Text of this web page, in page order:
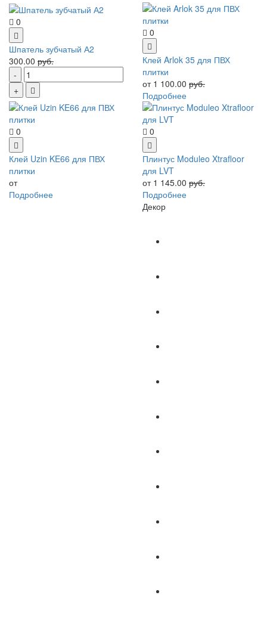
0
Шпатель зубчатый А2
300.00 руб.
0
Клей Arlok 35 для ПВХ
плитки
от 1 100.00 руб.
Подробнее
0
Клей Uzin KE66 для ПВХ
плитки
от
Подробнее
0
Плинтус Moduleo Xtrafloor
для LVT
от 1 145.00 руб.
Подробнее
Декор